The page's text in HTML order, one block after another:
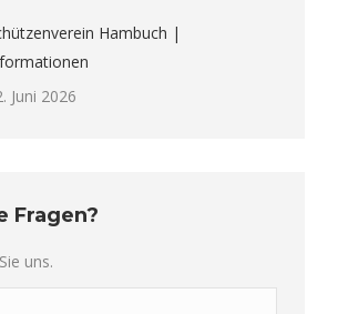
Hambuch |
Juni 2026
Fragen?
uns.